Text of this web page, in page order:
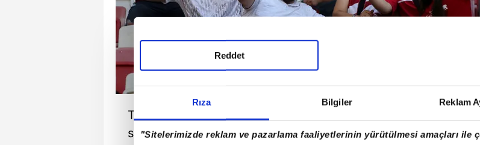
Rıza Bilgiler Reklam
"Sitelerimizde reklam ve pazarlama faaliyetlerinin yürütülmesi amaçları ile
Reddet
Türkiye'de korona virüs önlemleri kapsamında maçların
seyircisiz oynanacağının açıklamasından uzun bir ara sonra